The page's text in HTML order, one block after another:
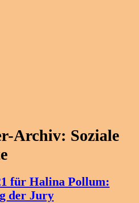
Archiv: Soziale
für Halina Pollum:
der Jury